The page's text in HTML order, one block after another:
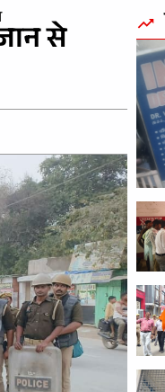
से